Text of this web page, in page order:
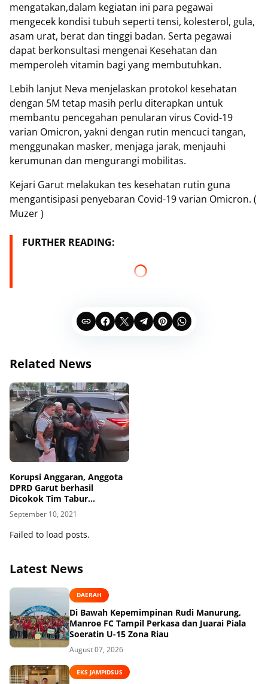
mengatakan,dalam kegiatan ini para pegawai
mengecek kondisi tubuh seperti tensi, kolesterol, gula,
asam urat, berat dan tinggi badan. Serta pegawai
dapat berkonsultasi mengenai Kesehatan dan
memperoleh vitamin bagi yang membutuhkan.
Lebih lanjut Neva menjelaskan protokol kesehatan
dengan 5M tetap masih perlu diterapkan untuk
membantu pencegahan penularan virus Covid-19
varian Omicron, yakni dengan rutin mencuci tangan,
menggunakan masker, menjaga jarak, menjauhi
kerumunan dan mengurangi mobilitas.
Kejari Garut melakukan tes kesehatan rutin guna
mengantisipasi penyebaran Covid-19 varian Omicron. (
Muzer )
FURTHER READING:
Related News
Korupsi Anggaran, Anggota
DPRD Garut berhasil
Dicokok Tim Tabur
Kejaksaan, 3 DPO lainnya
dalam Pengejaran
September 10, 2021
Failed to load posts.
Latest News
DAERAH
Di Bawah Kepemimpinan Rudi Manurung,
Manroe FC Tampil Perkasa dan Juarai Piala
Soeratin U-15 Zona Riau
August 07, 2026
EKS JAMPIDSUS